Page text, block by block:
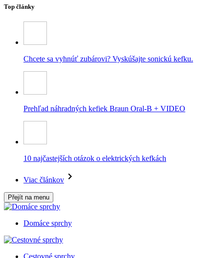
Top články
Chcete sa vyhnúť zubárovi? Vyskúšajte sonickú kefku.
Prehľad náhradných kefiek Braun Oral-B + VIDEO
10 najčastejších otázok o elektrických kefkách
Viac článkov
Přejít na menu
Domáce sprchy